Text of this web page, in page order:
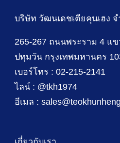
บริษัท วัฒนเดชเตียคุนเฮง จ
265-267 ถนนพระราม 4 แข
ปทุมวัน กรุงเทพมหานคร
เบอร์โทร : 02-215-2141
ไลน์ : @tkh1974
อีเมล :